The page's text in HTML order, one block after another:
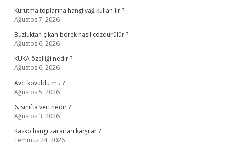
Kurutma toplarına hangi yağ kullanılır ?
Ağustos 7, 2026
Buzluktan çıkan börek nasıl çözdürülür ?
Ağustos 6, 2026
KUKA özelliği nedir ?
Ağustos 6, 2026
Avcı kovuldu mu ?
Ağustos 5, 2026
6. sınıfta veri nedir ?
Ağustos 3, 2026
Kasko hangi zararları karşılar ?
Temmuz 24, 2026